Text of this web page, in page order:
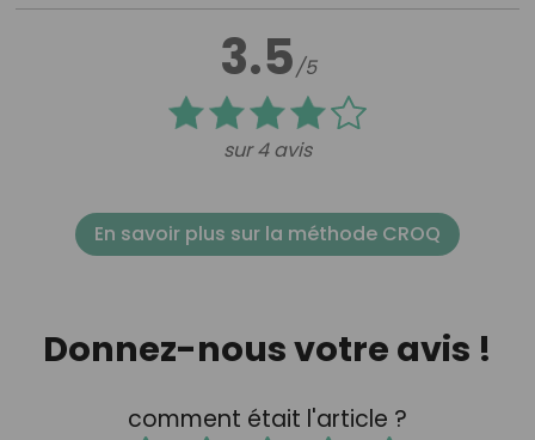
3.5/5
sur 4 avis
En savoir plus sur la méthode CROQ
Donnez-nous votre avis !
comment était l'article ?